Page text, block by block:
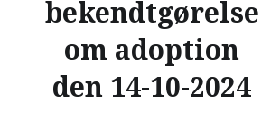
bekendtgørelse
om adoption
den 14-10-2024